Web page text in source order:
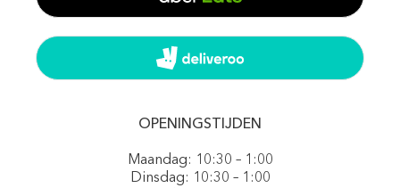
OPENINGSTIJDEN
Maandag: 10:30 – 1:00
Dinsdag: 10:30 – 1:00